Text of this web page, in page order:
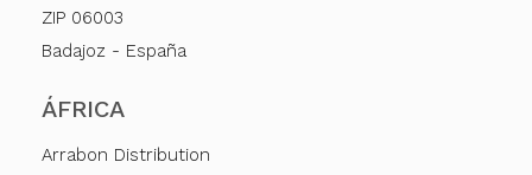
ZIP 06003
Badajoz - España
ÁFRICA
Arrabon Distribution